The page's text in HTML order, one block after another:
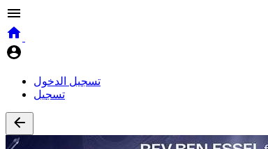
تسجيل الدخول
تسجيل